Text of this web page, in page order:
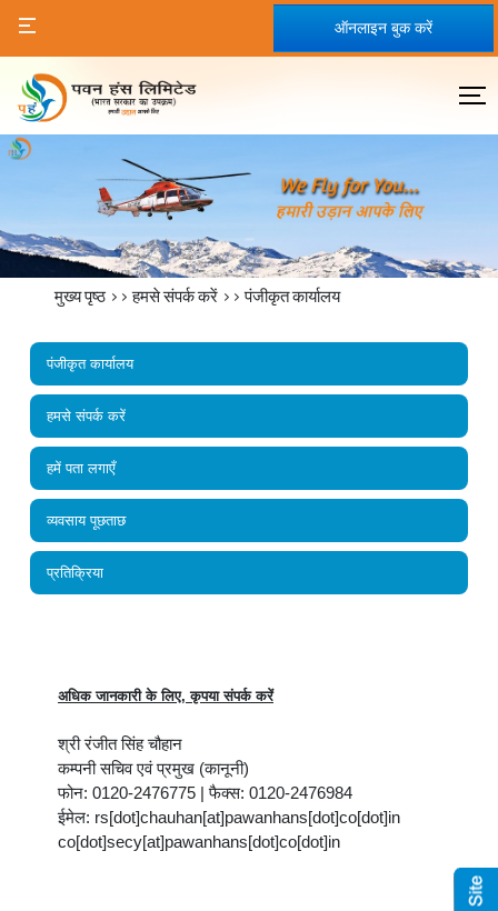
ऑनलाइन बुक करें
मुख्य पृष्ठ >> हमसे संपर्क करें >>पंजीकृत कार्यालय
पंजीकृत कार्यालय
हमसे संपर्क करें
हमें पता लगाएँ
व्यवसाय पूछताछ
प्रतिक्रिया
अधिक जानकारी के लिए, कृपया संपर्क करें
श्री रंजीत सिंह चौहान
कम्‍पनी सचिव एवं प्रमुख (कानूनी)
फोन: 0120-2476775 | फैक्स: 0120-2476984
ईमेल: rs[dot]chauhan[at]pawanhans[dot]co[dot]in
co[dot]secy[at]pawanhans[dot]co[dot]in